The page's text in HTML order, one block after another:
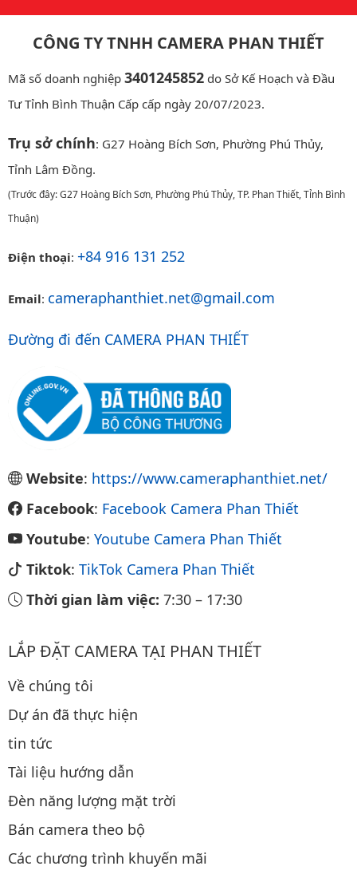
CÔNG TY TNHH CAMERA PHAN THIẾT
Mã số doanh nghiệp 3401245852 do Sở Kế Hoạch và Đầu
Tư Tỉnh Bình Thuận Cấp cấp ngày 20/07/2023.
Trụ sở chính: G27 Hoàng Bích Sơn, Phường Phú Thủy,
Tỉnh Lâm Đồng.
(Trước đây: G27 Hoàng Bích Sơn, Phường Phú Thủy, TP. Phan Thiết, Tỉnh Bình
Thuận)
Điện thoại: +84 916 131 252
Email: cameraphanthiet.net@gmail.com
Đường đi đến CAMERA PHAN THIẾT
Website: https://www.cameraphanthiet.net/
Facebook: Facebook Camera Phan Thiết
Youtube: Youtube Camera Phan Thiết
Tiktok: TikTok Camera Phan Thiết
Thời gian làm việc: 7:30 – 17:30
LẮP ĐẶT CAMERA TẠI PHAN THIẾT
Về chúng tôi
Dự án đã thực hiện
tin tức
Tài liệu hướng dẫn
Đèn năng lượng mặt trời
Bán camera theo bộ
Các chương trình khuyến mãi